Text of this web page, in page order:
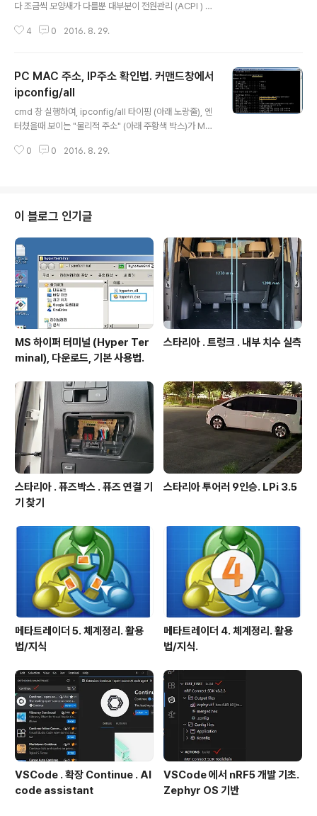
다 조금씩 모양새가 다를뿐 대부분이 전원관리 (ACPI ) 설
정에서 WOL enable 시킨것. 아래 사진은 ASUS 보드의
4 0 2016. 8. 29.
PC MAC 주소, IP주소 확인법. 커맨드창에서
ipconfig/all
cmd 창 실행하여, ipconfig/all 타이핑 (아래 노랑줄), 엔
터쳤을때 보이는 "물리적 주소" (아래 주황색 박스)가 MA
그림에서 192.168.11.57 첫 등록 : 2016.08.29 최종 수
0 0 2016. 8. 29.
이 블로그 인기글
MS 하이퍼 터미널 (Hyper Ter
minal), 다운로드, 기본 사용법.
스타리아 . 트렁크 . 내부 치수 실측
스타리아 . 퓨즈박스 . 퓨즈 연결 기
기 찾기
스타리아 투어러 9인승. LPi 3.5
메타트레이더 5. 체계정리. 활용
법/지식
메타트레이더 4. 체계정리. 활용
법/지식.
VSCode . 확장 Continue . AI
code assistant
VSCode 에서 nRF5 개발 기초.
Zephyr OS 기반